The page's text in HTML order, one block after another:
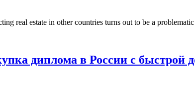
real estate in other countries turns out to be a
диплома в России с быстрой